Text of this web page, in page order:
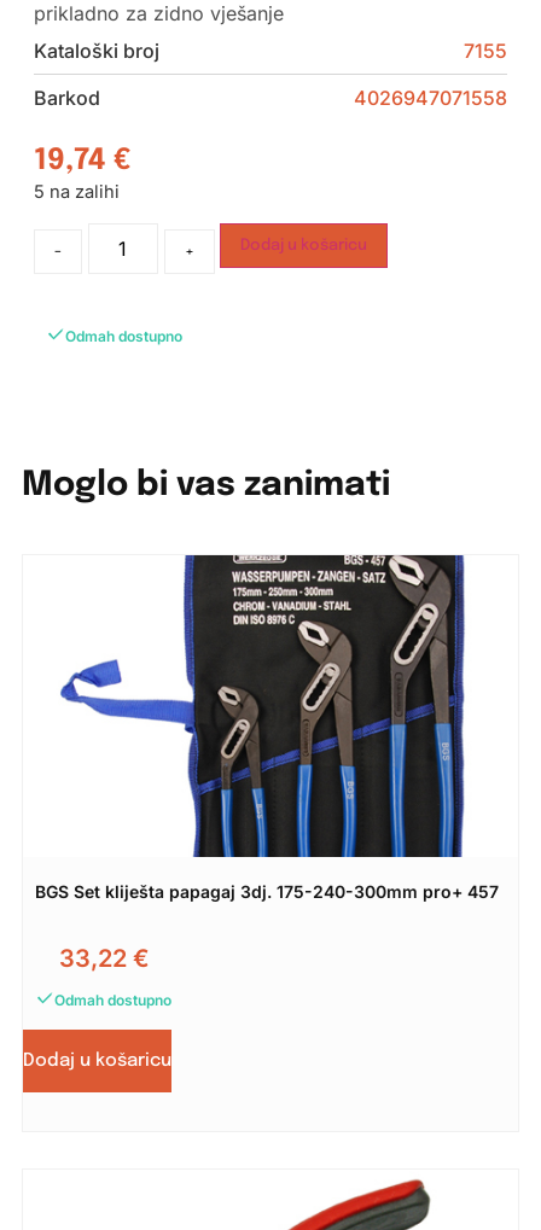
prikladno za zidno vješanje
Kataloški broj
7155
Barkod
4026947071558
19,74 €
5 na zalihi
- + Dodaj u košaricu
Odmah dostupno
Moglo bi vas zanimati
BGS Set kliješta papagaj 3dj. 175-240-300mm pro+ 457
33,22 €
Odmah dostupno
Dodaj u košaricu